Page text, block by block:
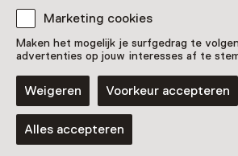
Marketing cookies
Maken het mogelijk je surfgedrag te
advertenties op jouw interesses af te
Weigeren Voorkeur accepteren
Alles accepteren
Laad meer
Kaart weergeven